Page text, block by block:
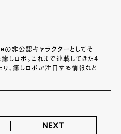
非公認キャラクターとしてそ
しロボ。これまで連載してきた4
り、癒しロボが注目する情報など
NEXT